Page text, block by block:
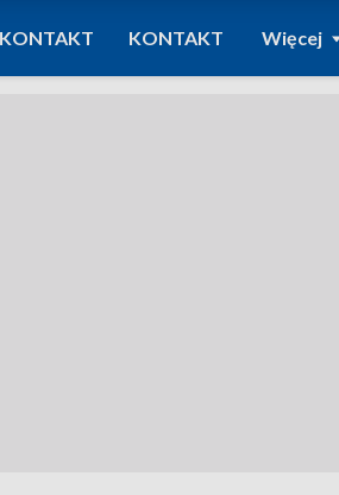
KONTAKT Więcej